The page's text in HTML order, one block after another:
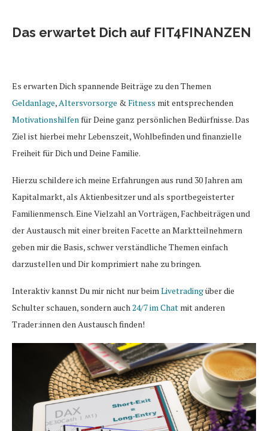
Das erwartet Dich auf FIT4FINANZEN
Es erwarten Dich spannende Beiträge zu den Themen
Geldanlage, Altersvorsorge & Fitness mit entsprechenden
Motivationshilfen für Deine ganz persönlichen Bedürfnisse. Das
Ziel ist hierbei mehr Lebenszeit, Wohlbefinden und finanzielle
Freiheit für Dich und Deine Familie.
Hierzu schildere ich meine Erfahrungen aus rund 30 Jahren am
Kapitalmarkt, als Aktienbesitzer und als sportbegeisterter
Familienmensch. Eine Vielzahl an Vorträgen, Fachbeiträgen und
der Austausch mit einer breiten Facette an Marktteilnehmern
geben mir die Basis, schwer verständliche Themen einfach
darzustellen und Dir komprimiert nahe zu bringen.
Interaktiv kannst Du mir nicht nur beim Livetradingüber die
Schulter schauen, sondern auch 24/7 im Chat mit anderen
Trader:innen den Austausch finden!